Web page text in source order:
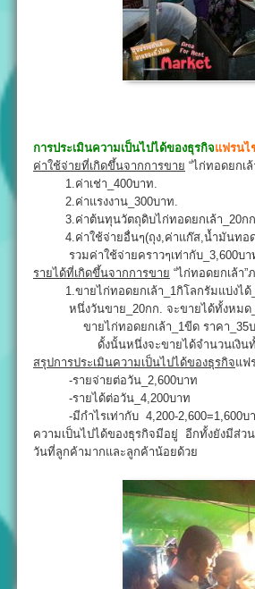
การประเมินความเป็นไปได้ของธุรกิจแฟรนไ
ค่าใช้จ่ายที่เกิดขึ้นจากการขาย “ไก่ทอดยกเ
1.ค่าเช่า_400บาท.
2.ค่าแรงงาน_300บาท.
3.ค่าต้นทุนวัตถุดิบไก่ทอดยกเล้า_20กก
4.ค่าใช้จ่ายอื่นๆ(ถุง,ค่าแก๊ส,น้ำมันทอด
รวมค่าใช้จ่ายคราวๆเท่ากับ_3,600บา
รายได้ที่เกิดขึ้นจากการขาย “ไก่ทอดยกเล้า
1.ขายไก่ทอดยกเล้า_1กิโลกรัมแบ่งได้
หนึ่งวันขาย_20กก. จะขายได้ทั้งหมด
ขายไก่ทอดยกเล้า_1ขีด ราคา_35
ดั้งนั้นหนึ่งจะขายได้จำนวนเงินทั้งหม
สรุปการประเมินความเป็นไปได้ของธุรกิจแฟ
-รายจ่ายต่อวัน_2,600บาท
-รายได้ต่อวัน_4,200บาท
-มีกำไรเท่ากับ 4,200-2,600=1,600บ
ความเป็นไปได้ของธุรกิจมีอยู่ อีกทั้งยังมีส่ว
วันที่ลูกค้ามากและลูกค้าน้อยด้วย